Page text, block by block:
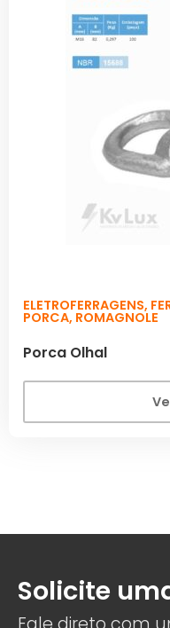
ELETROFERRAGENS,
PORCA, ROMAGNOLE
Porca Olhal
Solicite